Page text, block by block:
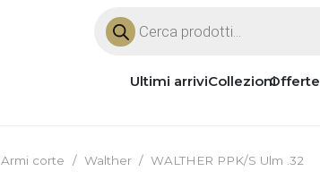
Products
search
Ultimi arriviCollezioniOfferte
Armi corte / Walther / WALTHER PPK/S Ulm .32